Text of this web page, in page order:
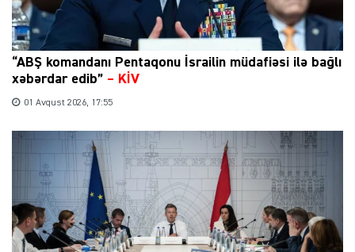
“ABŞ komandanı Pentaqonu İsrailin müdafiəsi ilə bağlı
xəbərdar edib” – KİV
01 Avqust 2026, 17:55